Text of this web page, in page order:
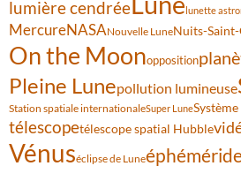
lumière cendrée lunette
MercureNASANouvelle LuneNuits-Saint-
On the Moonopposition
Pleine Lunepollution lumineuse
Station spatiale internationaleSuper Lune
télescopetélescope spatial Hubble
Vénuséclipse de Lune